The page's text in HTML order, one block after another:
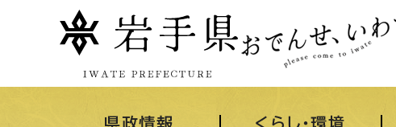
県政情報 くらし・環境